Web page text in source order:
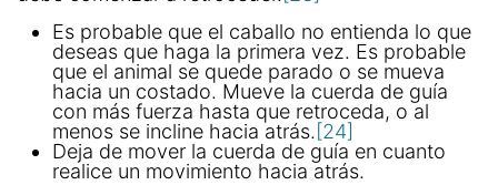
Es probable que el caballo no entienda lo que
deseas que haga la primera vez. Es probable
que el animal se quede parado o se mueva
hacia un costado. Mueve la cuerda de guía
con más fuerza hasta que retroceda, o al
menos se incline hacia atrás.[24]
Deja de mover la cuerda de guía en cuanto
realice un movimiento hacia atrás.